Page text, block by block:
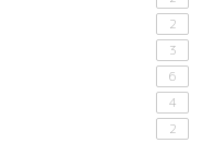
2
3
6
4
2